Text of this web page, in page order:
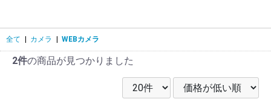
全て | カメラ | WEBカメラ
2件の商品が見つかりました